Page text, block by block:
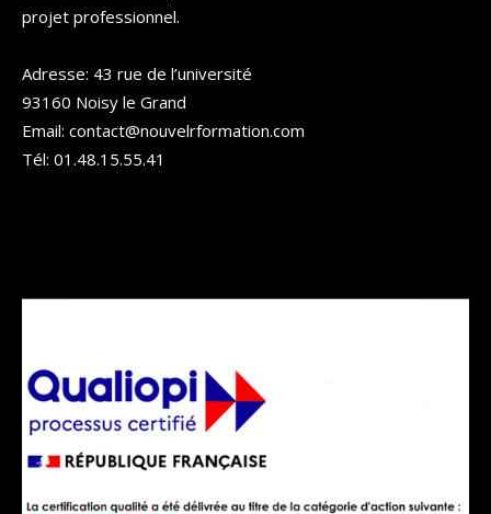
projet professionnel.
Adresse: 43 rue de l’université
93160 Noisy le Grand
Email: contact@nouvelrformation.com
Tél: 01.48.15.55.41